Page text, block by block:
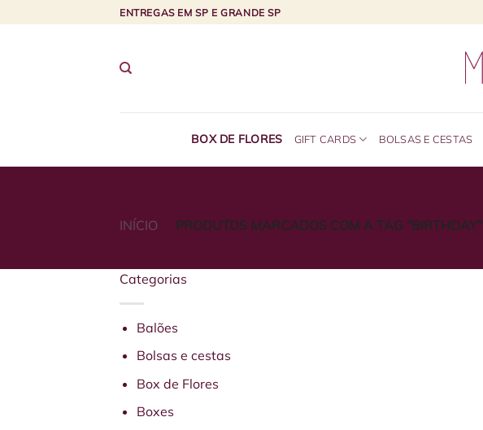
to
ENTREGAS EM SP E GRANDE SP
BOX DE FLORES GIFT CARDS BOLSAS E CESTAS
INÍCIO PRODUTOS MARCADOS COM A TAG “BIRTHDAY”
Categorias
Balões
Bolsas e cestas
Box de Flores
Boxes